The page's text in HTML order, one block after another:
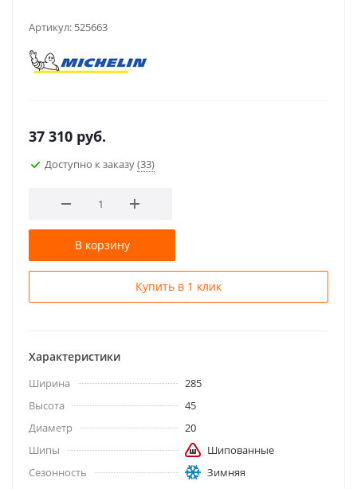
Артикул: 525663
37 310 руб.
Доступно к заказу(33)
В корзину
Купить в 1 клик
Характеристики
Ширина
285
Высота
45
Диаметр
20
Шипы
Шипованные
Сезонность
Зимняя